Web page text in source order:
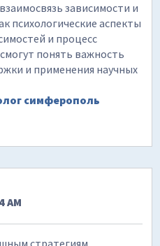
зависимости и
психологические аспекты
и процесс
понять важность
и применения научных
симферополь
AM
стратегиям